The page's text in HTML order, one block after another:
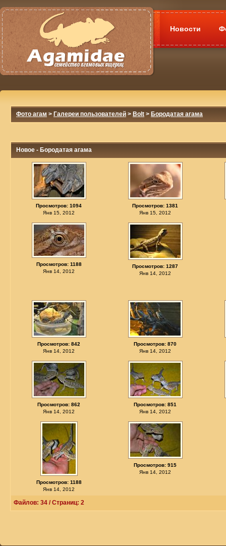
Новости
Фото агам > Галереи пользователей > Bolt > Бородатая агама
Новое - Бородатая агама
Просмотров: 1094
Янв 15, 2012
Просмотров: 1381
Янв 15, 2012
Просмотров: 1188
Янв 14, 2012
Просмотров: 1287
Янв 14, 2012
Просмотров: 842
Янв 14, 2012
Просмотров: 870
Янв 14, 2012
Просмотров: 862
Янв 14, 2012
Просмотров: 851
Янв 14, 2012
Просмотров: 1188
Янв 14, 2012
Просмотров: 915
Янв 14, 2012
Файлов: 34 / Страниц: 2